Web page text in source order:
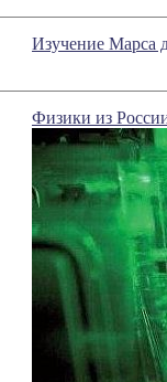
Изучение Марса
Физики из